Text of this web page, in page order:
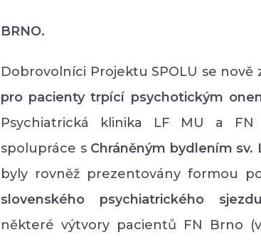
BRNO.
Dobrovolníci Projektu SPOLU se nově
pro pacienty trpící psychotickým
Psychiatrická klinika LF MU a
spolupráce s Chráněným bydlením sv.
byly rovněž prezentovány formou
slovenského psychiatrického sjezdu
některé výtvory pacientů FN Brno